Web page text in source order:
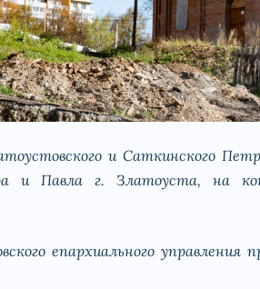
и Саткинского
и Павла г. Златоуста, на
епархиального